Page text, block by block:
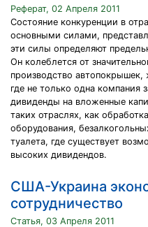
Реферат, 02 Апреля 2011
Состояние конкуренции в
основными силами,
эти силы определяют
Он колеблется от
производство автопокрышек,
где не только одна компания
дивиденды на вложенные
таких отраслях, как
оборудования,
туалета, где существует
высоких дивидендов.
CША-Украина
сотрудничество
Статья, 03 Апреля 2011